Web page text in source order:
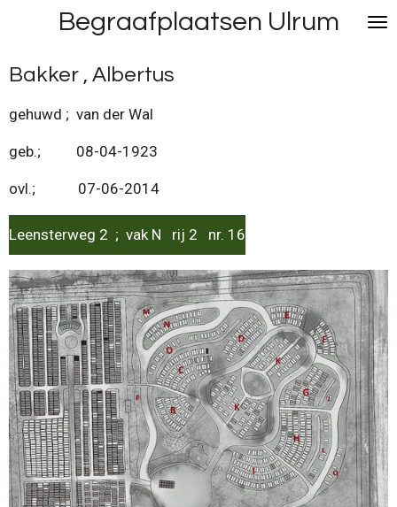
naar
de
hoofdinhoud
Begraafplaatsen Ulrum
Bakker , Albertus
gehuwd ; van der Wal
geb.; 08-04-1923
ovl.; 07-06-2014
Leensterweg 2 ; vak N rij 2 nr. 16